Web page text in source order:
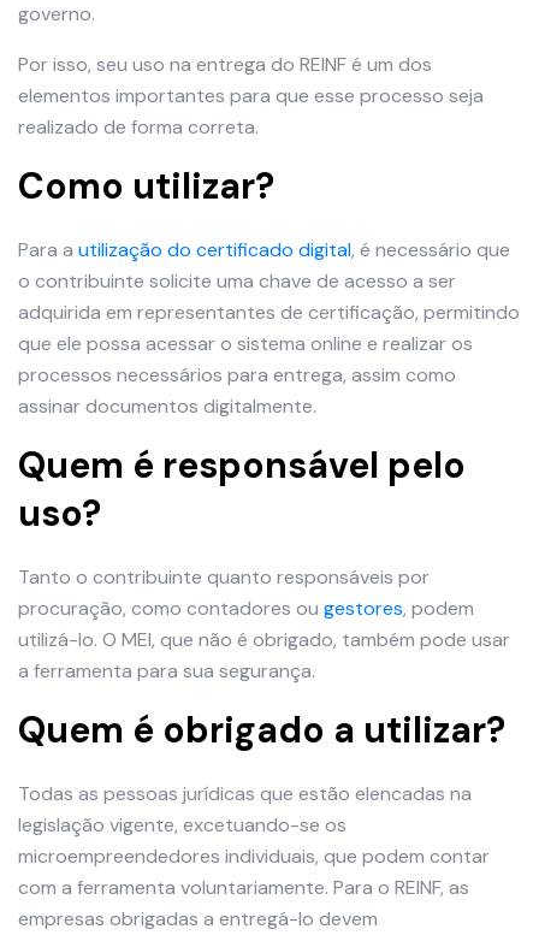
governo.
Por isso, seu uso na entrega do REINF é um dos
elementos importantes para que esse processo seja
realizado de forma correta.
Como utilizar?
Para a utilização do certificado digital, é necessário que
o contribuinte solicite uma chave de acesso a ser
adquirida em representantes de certificação, permitindo
que ele possa acessar o sistema online e realizar os
processos necessários para entrega, assim como
assinar documentos digitalmente.
Quem é responsável pelo
uso?
Tanto o contribuinte quanto responsáveis por
procuração, como contadores ou gestores, podem
utilizá-lo. O MEI, que não é obrigado, também pode usar
a ferramenta para sua segurança.
Quem é obrigado a utilizar?
Todas as pessoas jurídicas que estão elencadas na
legislação vigente, excetuando-se os
microempreendedores individuais, que podem contar
com a ferramenta voluntariamente. Para o REINF, as
empresas obrigadas a entregá-lo devem